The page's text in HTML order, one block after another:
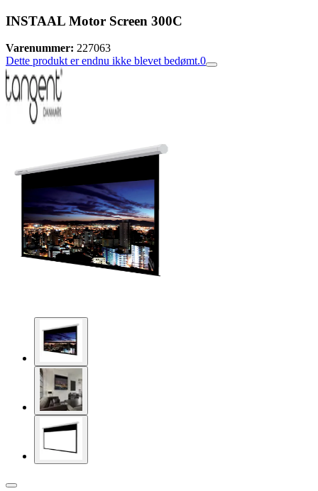
INSTAAL Motor Screen 300C
Varenummer: 227063
Dette produkt er endnu ikke blevet bedømt.0